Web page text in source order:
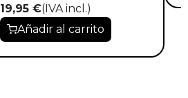
19,95 €(IVA incl.)
Añadir al carrito